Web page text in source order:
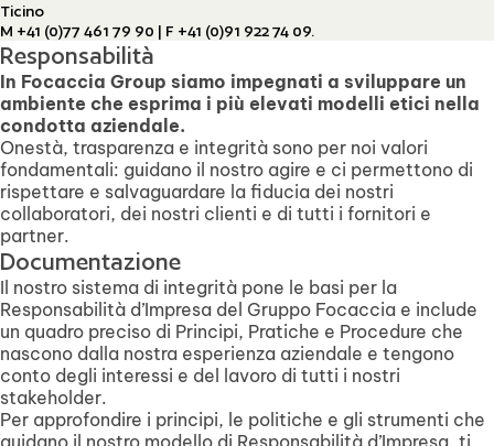
Focaccia Group Headquarter: SS16, KM 172, 48015 Cervia RA
Ticino
M +41 (0)77 461 79 90 | F +41 (0)91 922 74 09.
Responsabilità
In Focaccia Group siamo impegnati a sviluppare un
ambiente che esprima i più elevati modelli etici nella
condotta aziendale.
Onestà, trasparenza e integrità sono per noi valori
fondamentali: guidano il nostro agire e ci permettono di
rispettare e salvaguardare la fiducia dei nostri
collaboratori, dei nostri clienti e di tutti i fornitori e
partner.
Documentazione
Il nostro sistema di integrità pone le basi per la
Responsabilità d’Impresa del Gruppo Focaccia e include
un quadro preciso di Principi, Pratiche e Procedure che
nascono dalla nostra esperienza aziendale e tengono
conto degli interessi e del lavoro di tutti i nostri
stakeholder.
Per approfondire i principi, le politiche e gli strumenti che
guidano il nostro modello di Responsabilità d’Impresa, ti